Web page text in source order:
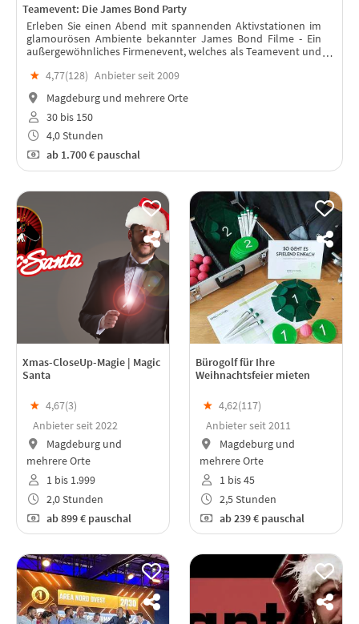
Teamevent: Die James Bond Party
Erleben Sie einen Abend mit spannenden Aktivstationen im
glamourösen Ambiente bekannter James Bond Filme - Ein
außergewöhnliches Firmenevent, welches als Teamevent und
★ 4,77(128) Anbieter seit 2009
Magdeburg und mehrere Orte
30 bis 150
4,0 Stunden
ab1.700 € pauschal
Xmas-CloseUp-Magie | Magic
Santa
★ 4,67(3)
Anbieter seit 2022
Magdeburg und
mehrere Orte
1 bis 1.999
2,0 Stunden
ab899 € pauschal
Bürogolf für Ihre
Weihnachtsfeier mieten
★ 4,62(117)
Anbieter seit 2011
Magdeburg und
mehrere Orte
1 bis 45
2,5 Stunden
ab239 € pauschal